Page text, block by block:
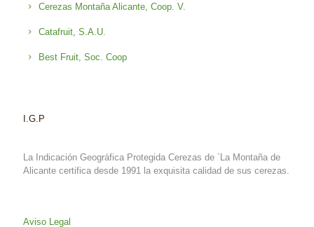
Cerezas Montaña Alicante, Coop. V.
Catafruit, S.A.U.
Best Fruit, Soc. Coop
I.G.P
La Indicación Geográfica Protegida Cerezas de `La Montaña de
Alicante certifica desde 1991 la exquisita calidad de sus cerezas.
Aviso Legal